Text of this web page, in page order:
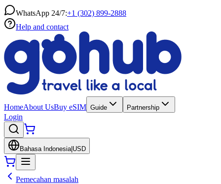
WhatsApp 24/7:+1 (302) 899-2888
Help and contact
HomeAbout UsBuy eSIM Guide Partnership
Login
Bahasa Indonesia| USD
Pemecahan masalah